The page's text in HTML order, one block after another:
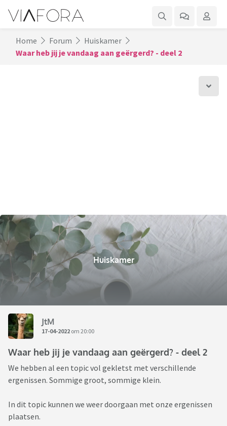
Home Forum
Huiskamer
Waar heb jij je vandaag aan geërgerd? - deel 2
Huiskamer
JtM
17-04-2022 om 20:00
Waar heb jij je vandaag aan geërgerd? - deel 2
We hebben al een topic vol gekletst met verschillende
ergenissen. Sommige groot, sommige klein.
In dit topic kunnen we weer doorgaan met onze ergenissen
plaatsen.